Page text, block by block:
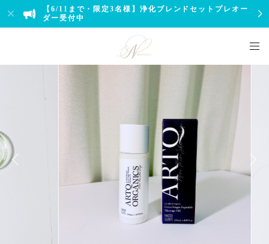
【6/11まで・限定3名様】浄化ブレンドセットプレオー
ダー受付中